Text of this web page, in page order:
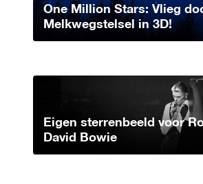
One Million Stars: Vlieg
Melkwegstelsel in 3D!
Eigen sterrenbeeld voor
David Bowie